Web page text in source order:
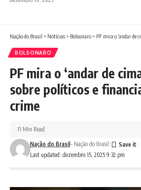
Nação do Brasil > Notícias > Bolsonaro > PF mira o ‘andar de cima’ e
BOLSONARO
PF mira o ‘andar de
sobre políticos e
crime
Last updated: dezembro 15, 2025 9:32 pm
Nação do Brasil- Nação do Brasil
11 Min Read